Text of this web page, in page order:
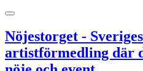
Nöjestorget -
artistförmedling där